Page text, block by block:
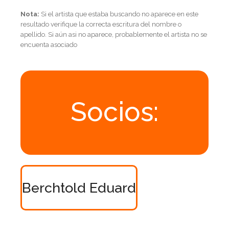
Nota: Si el artista que estaba buscando no aparece en este
resultado verifique la correcta escritura del nombre o
apellido. Si aún asi no aparece, probablemente el artista no se
encuenta asociado
Socios:
Berchtold Eduard